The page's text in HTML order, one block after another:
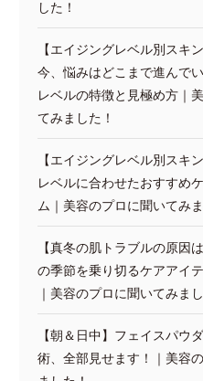
した！
【エイジングレベル別スキ
今、悩みはどこまで進んで
レベルの特徴と見極め方｜
てみました！
【エイジングレベル別スキ
レベルに合わせたおすすめ
ム｜美容のプロに聞いてみ
【真冬の肌トラブルの原因
の季節を乗り切るケアアイ
｜美容のプロに聞いてみま
【朝＆日中】フェイスパウ
術、全部見せます！｜美容